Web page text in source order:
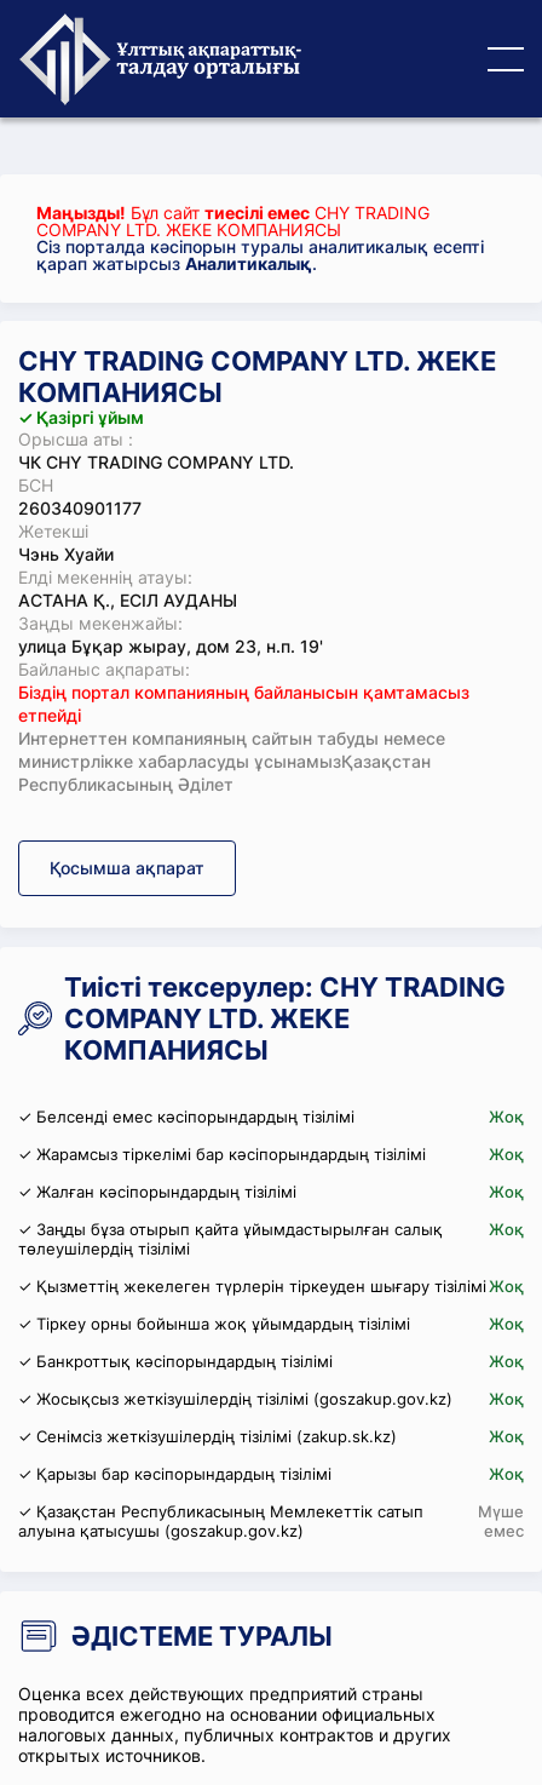
Маңызды! Бұл сайт тиесілі емес CHY TRADING
COMPANY LTD. ЖЕКЕ КОМПАНИЯСЫ
Сіз порталда кәсіпорын туралы аналитикалық есепті
қарап жатырсыз Аналитикалық.
CHY TRADING COMPANY LTD. ЖЕКЕ
КОМПАНИЯСЫ
✓ Қазіргі ұйым
Орысша аты :
ЧК CHY TRADING COMPANY LTD.
БСН
260340901177
Жетекші
Чэнь Хуайи
Елді мекеннің атауы:
АСТАНА Қ., ЕСІЛ АУДАНЫ
Заңды мекенжайы:
улица Бұқар жырау, дом 23, н.п. 19'
Байланыс ақпараты:
Біздің портал компанияның байланысын қамтамасыз
етпейді
Интернеттен компанияның сайтын табуды немесе
министрлікке хабарласуды ұсынамызҚазақстан
Республикасының Әділет
Қосымша ақпарат
Тиісті тексерулер: CHY TRADING
COMPANY LTD. ЖЕКЕ
КОМПАНИЯСЫ
✓ Белсенді емес кәсіпорындардың тізілімі
Жоқ
✓ Жарамсыз тіркелімі бар кәсіпорындардың тізілімі
Жоқ
✓ Жалған кәсіпорындардың тізілімі
Жоқ
✓ Заңды бұза отырып қайта ұйымдастырылған салық
төлеушілердің тізілімі
Жоқ
✓ Қызметтің жекелеген түрлерін тіркеуден шығару тізіліміЖоқ
✓ Тіркеу орны бойынша жоқ ұйымдардың тізілімі
Жоқ
✓ Банкроттық кәсіпорындардың тізілімі
Жоқ
✓ Жосықсыз жеткізушілердің тізілімі (goszakup.gov.kz)
Жоқ
✓ Сенімсіз жеткізушілердің тізілімі (zakup.sk.kz)
Жоқ
✓ Қарызы бар кәсіпорындардың тізілімі
Жоқ
✓ Қазақстан Республикасының Мемлекеттік сатып
алуына қатысушы (goszakup.gov.kz)
Мүше
емес
ӘДІСТЕМЕ ТУРАЛЫ
Оценка всех действующих предприятий страны
проводится ежегодно на основании официальных
налоговых данных, публичных контрактов и других
открытых источников.